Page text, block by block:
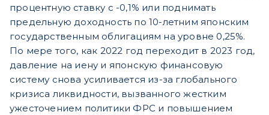
процентную ставку с -0,1% или поднимать
предельную доходность по 10-летним японским
государственным облигациям на уровне 0,25%.
По мере того, как 2022 год переходит в 2023 год,
давление на иену и японскую финансовую
систему снова усиливается из-за глобального
кризиса ликвидности, вызванного жестким
ужесточением политики ФРС и повышением